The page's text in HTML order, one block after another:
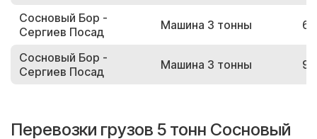
Сосновый Бор -
Сергиев Посад
Машина 3 тонны
Сосновый Бор -
Сергиев Посад
Машина 3 тонны
Перевозки грузов 5 тонн Сосновый